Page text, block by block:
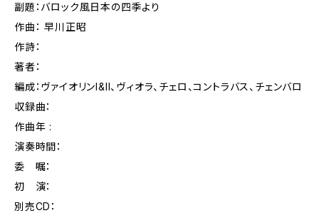
副題：バロック風日本の四季より
作曲： 早川正昭
作詩：
著者：
編成：ヴァイオリンI&II、ヴィオラ、チェロ、コントラバス、チェンバロ
収録曲：
作曲年 :
演奏時間：
委 嘱：
初 演：
別売CD：